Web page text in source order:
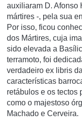
auxiliaram D. Afonso
mártires -, pela sua
Por isso, ficou
dos Mártires, cuja
sido elevada a
terramoto, foi
verdadeiro ex libris
características
retábulos e os tectos
como o majestoso
Machado e Cerveira.